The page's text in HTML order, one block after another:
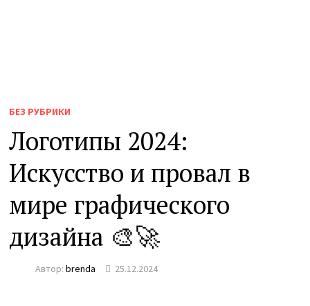
БЕЗ РУБРИКИ
Логотипы 2024:
Искусство и провал в
мире графического
дизайна 🎨🚀
Автор:brenda 25.12.2024